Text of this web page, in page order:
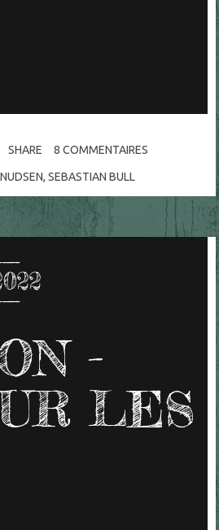
SHARE 8 COMMENTAIRES
,SEBASTIAN BULL
-
LES